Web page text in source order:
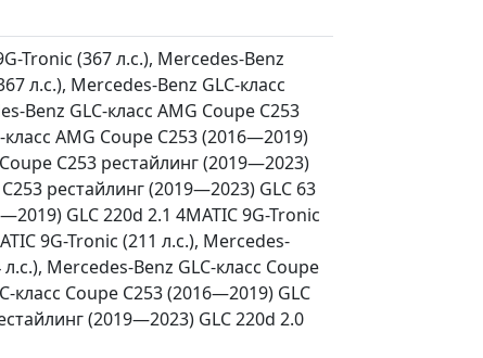
Tronic (367 л.с.), Mercedes-Benz
л.с.), Mercedes-Benz GLC-класс
Benz GLC-класс AMG Coupe C253
AMG Coupe C253 (2016—2019)
C253 рестайлинг (2019—2023)
рестайлинг (2019—2023) GLC 63
GLC 220d 2.1 4MATIC 9G-Tronic
9G-Tronic (211 л.с.), Mercedes-
Mercedes-Benz GLC-класс Coupe
класс Coupe C253 (2016—2019) GLC
(2019—2023) GLC 220d 2.0